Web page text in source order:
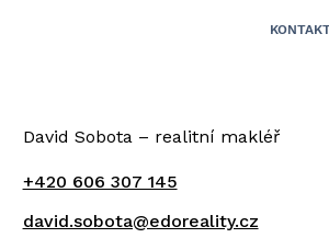
David Sobota – realitní makléř
+420 606 307 145
david.sobota@edoreality.cz